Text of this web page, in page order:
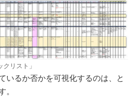
リスト」
いるか否かを可視化するのは、と
。